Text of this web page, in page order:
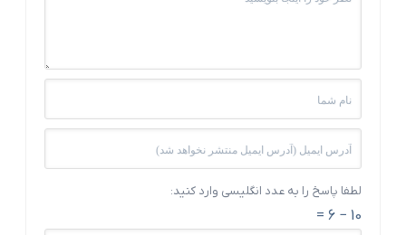
لطفا پاسخ را به عدد انگلیسی وارد کنید:
10 − 6 =